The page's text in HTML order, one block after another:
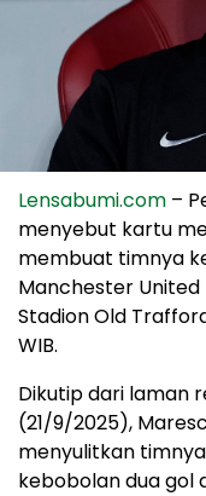
Lensabumi.com –
menyebut kartu
membuat timnya
Manchester United
Stadion Old
WIB.
Dikutip dari laman
(21/9/2025),
menyulitkan
kebobolan dua gol